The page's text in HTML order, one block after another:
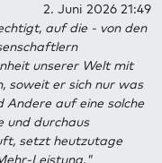
2. Juni 2026 21:49
auf die - von den
unserer Welt mit
soweit er sich nur was
Andere auf eine solche
und durchaus
setzt heutzutage
Leistung."